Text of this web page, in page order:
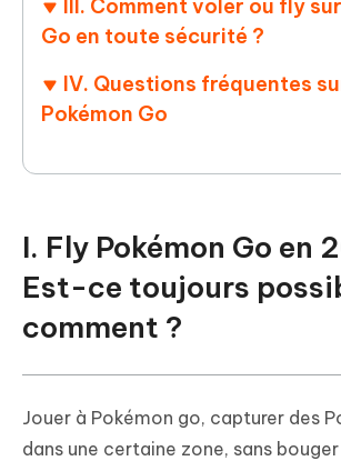
III. Comment voler ou fly
Go en toute sécurité ?
IV. Questions fréquentes
Pokémon Go
I. Fly Pokémon Go en
Est-ce toujours
comment ?
Jouer à Pokémon go, capturer des
dans une certaine zone, sans